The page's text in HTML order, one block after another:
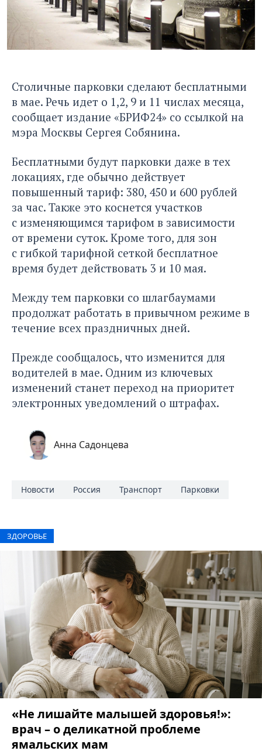
Столичные парковки сделают бесплатными
в мае. Речь идет о 1,2, 9 и 11 числах месяца,
сообщает издание «БРИФ24» со ссылкой на
мэра Москвы Сергея Собянина.
Бесплатными будут парковки даже в тех
локациях, где обычно действует
повышенный тариф: 380, 450 и 600 рублей
за час. Также это коснется участков
с изменяющимся тарифом в зависимости
от времени суток. Кроме того, для зон
с гибкой тарифной сеткой бесплатное
время будет действовать 3 и 10 мая.
Между тем парковки со шлагбаумами
продолжат работать в привычном режиме в
течение всех праздничных дней.
Прежде сообщалось, что изменится для
водителей в мае. Одним из ключевых
изменений станет переход на приоритет
электронных уведомлений о штрафах.
Анна Садонцева
Новости Россия Транспорт Парковки
ЗДОРОВЬЕ
«Не лишайте малышей здоровья!»:
врач – о деликатной проблеме
ямальских мам